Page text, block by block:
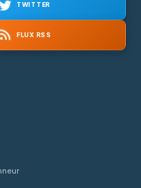
TWITTER
FLUX RSS